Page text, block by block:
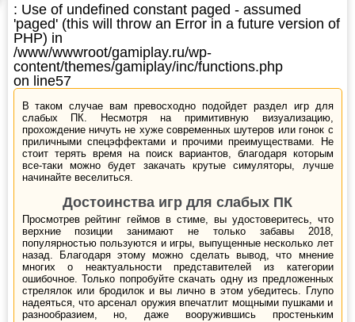
: Use of undefined constant paged - assumed
'paged' (this will throw an Error in a future version of
PHP) in
/www/wwwroot/gamiplay.ru/wp-
content/themes/gamiplay/inc/functions.php
on line57
В таком случае вам превосходно подойдет раздел игр для
слабых ПК. Несмотря на примитивную визуализацию,
прохождение ничуть не хуже современных шутеров или гонок с
приличными спецэффектами и прочими преимуществами. Не
стоит терять время на поиск вариантов, благодаря которым
все-таки можно будет закачать крутые симуляторы, лучше
начинайте веселиться.
Достоинства игр для слабых ПК
Просмотрев рейтинг геймов в стиме, вы удостоверитесь, что
верхние позиции занимают не только забавы 2018,
популярностью пользуются и игры, выпущенные несколько лет
назад. Благодаря этому можно сделать вывод, что мнение
многих о неактуальности представителей из категории
ошибочное. Только попробуйте скачать одну из предложенных
стрелялок или бродилок и вы лично в этом убедитесь. Глупо
надеяться, что арсенал оружия впечатлит мощными пушками и
разнообразием, но, даже вооружившись простеньким